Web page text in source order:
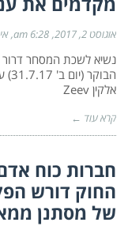
אוגוסט 2, 2017 6:28 am
נשיא לשכת המסחר דרור
אלקין Zeev
קרא עוד ←
חברות כוח
של מסתנן ממאי